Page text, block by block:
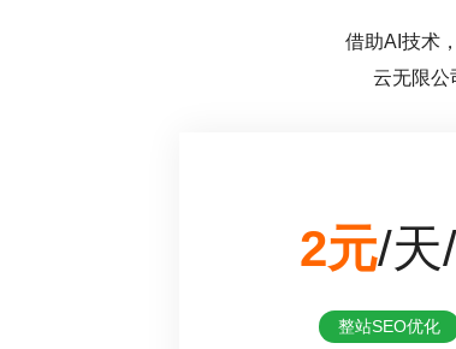
借助AI技术
云无限公
2元/天
整站SEO优化